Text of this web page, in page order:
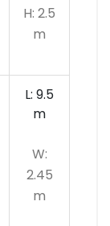
H: 2.5
m
L: 9.5
m
W:
2.45
m